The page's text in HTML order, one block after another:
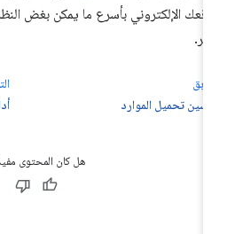
الإلكتروني بأسرع ما يمكن بغض النظر
تحميل الموارد
التالي
أداء
هل كان المحتوى مفيدًا؟